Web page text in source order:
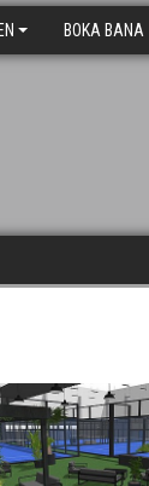
BOKA BANA